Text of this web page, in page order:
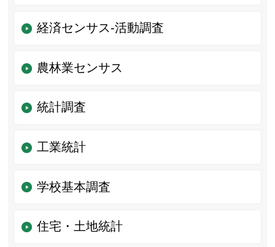
経済センサス‐活動調査
農林業センサス
統計調査
工業統計
学校基本調査
住宅・土地統計